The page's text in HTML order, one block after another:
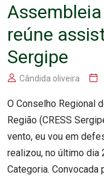
Assembleia
reúne
Sergipe
Cândida oliveira
O Conselho Regional
Região (CRESS
vento, eu vou em
realizou, no último dia
Categoria. Convocada